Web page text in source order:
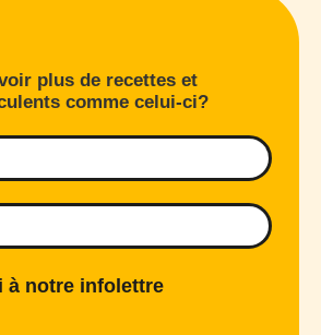
plus de recettes et
comme celui-ci?
à notre infolettre